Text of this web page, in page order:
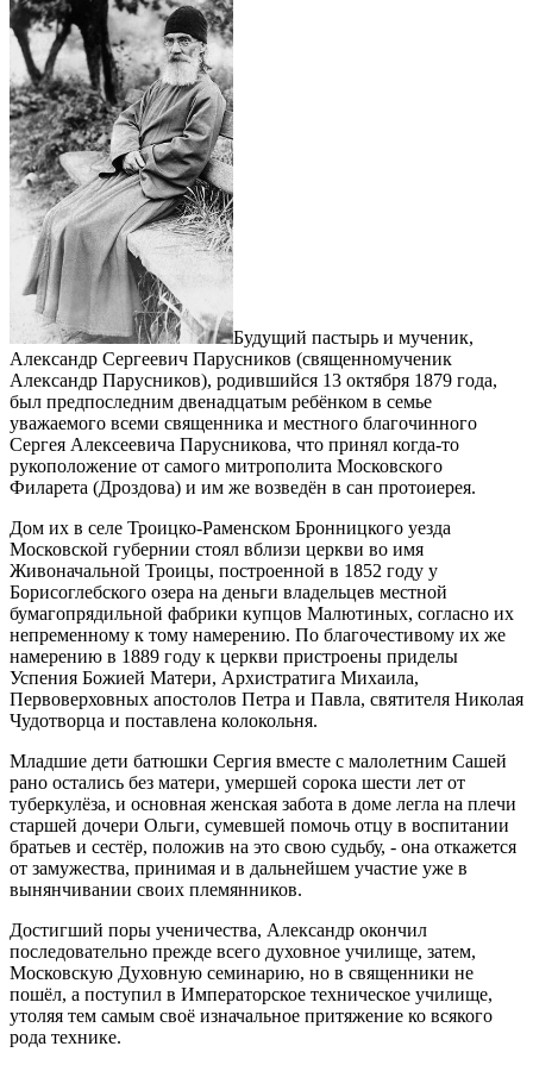
Будущий пастырь и мученик,
Александр Сергеевич Парусников (священномученик
Александр Парусников), родившийся 13 октября 1879 года,
был предпоследним двенадцатым ребёнком в семье
уважаемого всеми священника и местного благочинного
Сергея Алексеевича Парусникова, что принял когда-то
рукоположение от самого митрополита Московского
Филарета (Дроздова) и им же возведён в сан протоиерея.
Дом их в селе Троицко-Раменском Бронницкого уезда
Московской губернии стоял вблизи церкви во имя
Живоначальной Троицы, построенной в 1852 году у
Борисоглебского озера на деньги владельцев местной
бумагопрядильной фабрики купцов Малютиных, согласно их
непременному к тому намерению. По благочестивому их же
намерению в 1889 году к церкви пристроены приделы
Успения Божией Матери, Архистратига Михаила,
Первоверховных апостолов Петра и Павла, святителя Николая
Чудотворца и поставлена колокольня.
Младшие дети батюшки Сергия вместе с малолетним Сашей
рано остались без матери, умершей сорока шести лет от
туберкулёза, и основная женская забота в доме легла на плечи
старшей дочери Ольги, сумевшей помочь отцу в воспитании
братьев и сестёр, положив на это свою судьбу, - она откажется
от замужества, принимая и в дальнейшем участие уже в
вынянчивании своих племянников.
Достигший поры ученичества, Александр окончил
последовательно прежде всего духовное училище, затем,
Московскую Духовную семинарию, но в священники не
пошёл, а поступил в Императорское техническое училище,
утоляя тем самым своё изначальное притяжение ко всякого
рода технике.